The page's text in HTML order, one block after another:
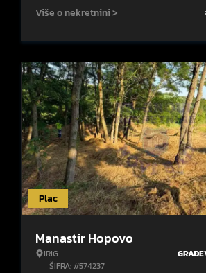
Više o nekretnini >
Plac
Manastir Hopovo
IRIG
ŠIFRA: #574237